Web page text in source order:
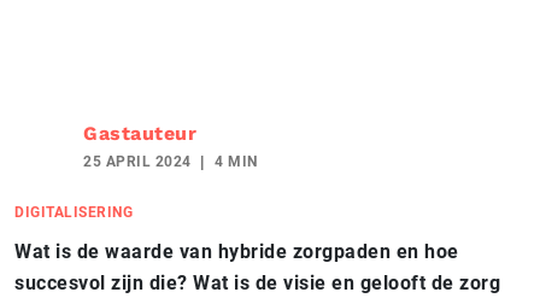
Gastauteur
25 APRIL 2024 4 MIN
DIGITALISERING
Wat is de waarde van hybride zorgpaden en hoe
succesvol zijn die? Wat is de visie en gelooft de zorg